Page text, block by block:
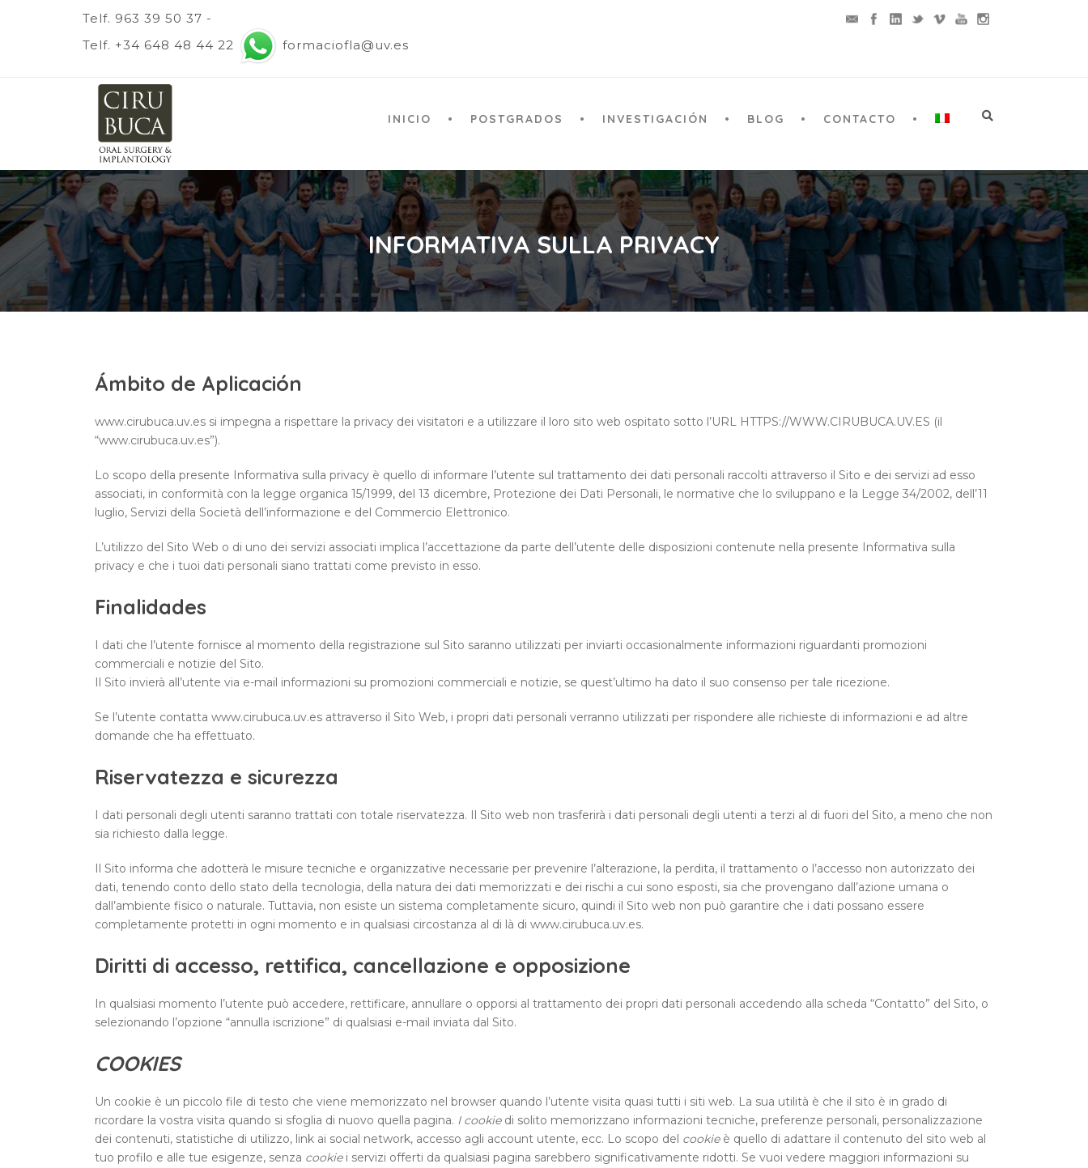
Telf. 963 39 50 37 -
Telf. +34 648 48 44 22
formaciofla@uv.es
INICIO POSTGRADOS INVESTIGACIÓN BLOG CONTACTO
INFORMATIVA SULLA PRIVACY
Ámbito de Aplicación
www.cirubuca.uv.es si impegna a rispettare la privacy dei visitatori e a utilizzare il loro sito web ospitato sotto l’URL HTTPS://WWW.CIRUBUCA.UV.ES (il
“www.cirubuca.uv.es”).
Lo scopo della presente Informativa sulla privacy è quello di informare l’utente sul trattamento dei dati personali raccolti attraverso il Sito e dei servizi ad esso
associati, in conformità con la legge organica 15/1999, del 13 dicembre, Protezione dei Dati Personali, le normative che lo sviluppano e la Legge 34/2002, dell’11
luglio, Servizi della Società dell’informazione e del Commercio Elettronico.
L’utilizzo del Sito Web o di uno dei servizi associati implica l’accettazione da parte dell’utente delle disposizioni contenute nella presente Informativa sulla
privacy e che i tuoi dati personali siano trattati come previsto in esso.
Finalidades
I dati che l’utente fornisce al momento della registrazione sul Sito saranno utilizzati per inviarti occasionalmente informazioni riguardanti promozioni
commerciali e notizie del Sito.
Il Sito invierà all’utente via e-mail informazioni su promozioni commerciali e notizie, se quest’ultimo ha dato il suo consenso per tale ricezione.
Se l’utente contatta www.cirubuca.uv.es attraverso il Sito Web, i propri dati personali verranno utilizzati per rispondere alle richieste di informazioni e ad altre
domande che ha effettuato.
Riservatezza e sicurezza
I dati personali degli utenti saranno trattati con totale riservatezza. Il Sito web non trasferirà i dati personali degli utenti a terzi al di fuori del Sito, a meno che non
sia richiesto dalla legge.
Il Sito informa che adotterà le misure tecniche e organizzative necessarie per prevenire l’alterazione, la perdita, il trattamento o l’accesso non autorizzato dei
dati, tenendo conto dello stato della tecnologia, della natura dei dati memorizzati e dei rischi a cui sono esposti, sia che provengano dall’azione umana o
dall’ambiente fisico o naturale. Tuttavia, non esiste un sistema completamente sicuro, quindi il Sito web non può garantire che i dati possano essere
completamente protetti in ogni momento e in qualsiasi circostanza al di là di www.cirubuca.uv.es.
Diritti di accesso, rettifica, cancellazione e opposizione
In qualsiasi momento l’utente può accedere, rettificare, annullare o opporsi al trattamento dei propri dati personali accedendo alla scheda “Contatto” del Sito, o
selezionando l’opzione “annulla iscrizione” di qualsiasi e-mail inviata dal Sito.
COOKIES
Un cookie è un piccolo file di testo che viene memorizzato nel browser quando l’utente visita quasi tutti i siti web. La sua utilità è che il sito è in grado di
ricordare la vostra visita quando si sfoglia di nuovo quella pagina. I cookiedi solito memorizzano informazioni tecniche, preferenze personali, personalizzazione
dei contenuti, statistiche di utilizzo, link ai social network, accesso agli account utente, ecc. Lo scopo del cookieè quello di adattare il contenuto del sito web al
tuo profilo e alle tue esigenze, senza cookiei servizi offerti da qualsiasi pagina sarebbero significativamente ridotti. Se vuoi vedere maggiori informazioni su